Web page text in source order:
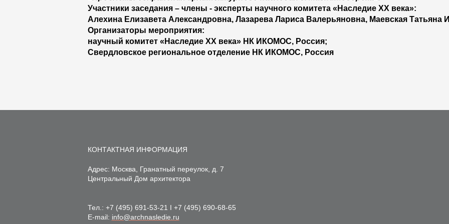
Участники заседания – члены - эксперты научного комитета «Наследие ХХ века»:
Алехина Елизавета Александровна, Лазарева Лариса Валерьяновна, Маевская Татьяна
Организаторы мероприятия:
научный комитет «Наследие ХХ века» НК ИКОМОС, Россия;
Свердловское региональное отделение НК ИКОМОС, Россия
КОНТАКТНАЯ ИНФОРМАЦИЯ
Адрес: Москва, Гранатный переулок, д. 7
Центральный Дом архитектора
Тел.: +7 (495) 691-53-21 I +7 (495) 690-68-65
E-mail: info@archnasledie.ru